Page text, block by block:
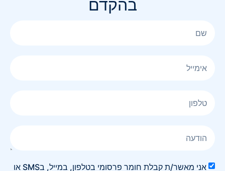
בהקדם
אני מאשר/ת קבלת חומר פרסומי בטלפון, במייל, בSMS או